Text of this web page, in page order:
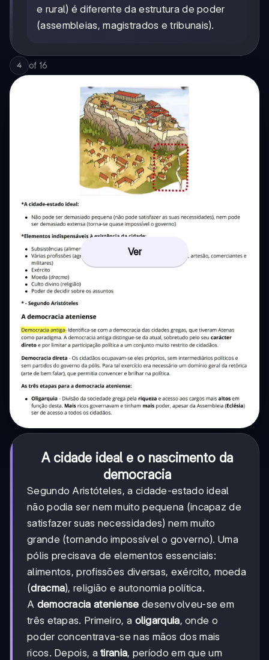
e rural) é diferente da estrutura de poder
(assembleias, magistrados e tribunais).
4 of 16
Ver
A cidade ideal e o nascimento da
democracia
Segundo Aristóteles, a cidade-estado ideal
não podia ser nem muito pequena (incapaz de
satisfazer suas necessidades) nem muito
grande (tornando impossível o governo). Uma
pólis precisava de elementos essenciais:
alimentos, profissões diversas, exército, moeda
(dracma), religião e autonomia política.
A democracia ateniense desenvolveu-se em
três etapas. Primeiro, a oligarquia, onde o
poder concentrava-se nas mãos dos mais
ricos. Depois, atirania, período em que um